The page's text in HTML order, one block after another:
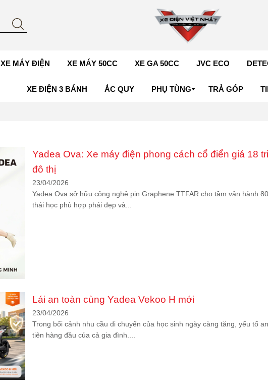
XE MÁY ĐIỆN XE MÁY 50CC XE GA 50CC JVC ECO
XE ĐIỆN 3 BÁNH ẮC QUY PHỤ TÙNG TRẢ GÓP
Yadea Ova: Xe máy điện phong cách cổ điển giá 18
đô thị
23/04/2026
Yadea Ova sở hữu công nghệ pin Graphene TTFAR cho tầm vận hành
thái học phù hợp phái đẹp và...
Lái an toàn cùng Yadea Vekoo H mới
23/04/2026
Trong bối cảnh nhu cầu di chuyển của học sinh ngày càng tăng, yếu tố
tiên hàng đầu của cả gia đình....